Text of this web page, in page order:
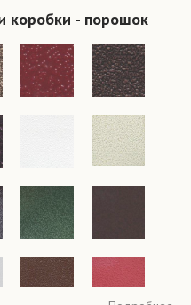
коробки - порошок